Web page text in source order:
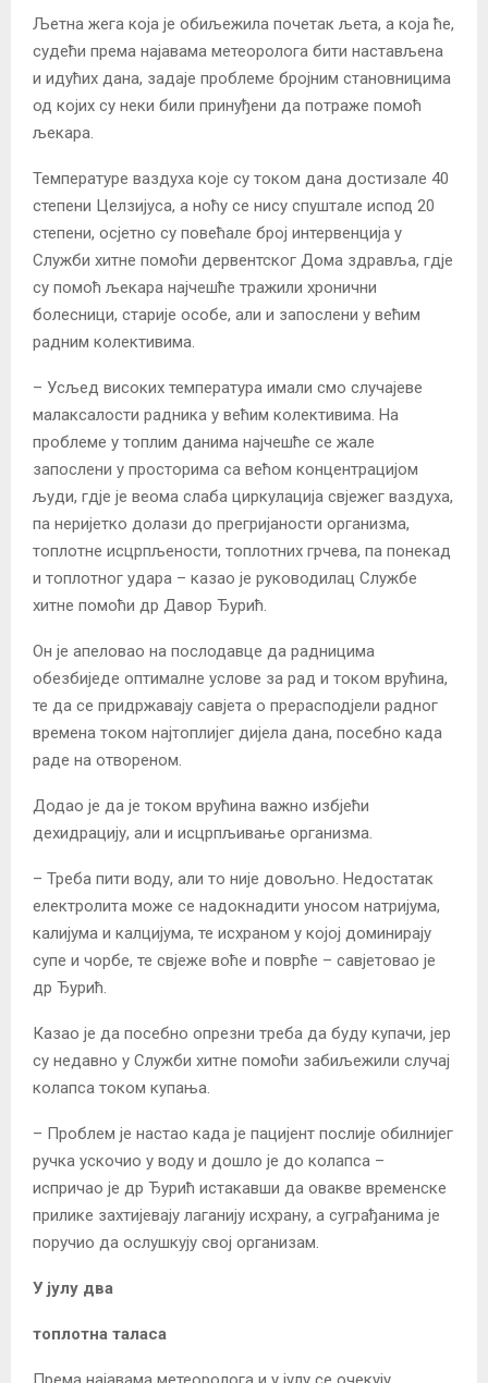
Љетна жега која је обиљежила почетак љета, а која ће,
судећи према најавама метеоролога бити настављена
и идућих дана, задаје проблеме бројним становницима
од којих су неки били принуђени да потраже помоћ
љекара.
Температуре ваздуха које су током дана достизале 40
степени Целзијуса, а ноћу се нису спуштале испод 20
степени, осјетно су повећале број интервенција у
Служби хитне помоћи дервентског Дома здравља, гдје
су помоћ љекара најчешће тражили хронични
болесници, старије особе, али и запослени у већим
радним колективима.
– Усљед високих температура имали смо случајеве
малаксалости радника у већим колективима. На
проблеме у топлим данима најчешће се жале
запослени у просторима са већом концентрацијом
људи, гдје је веома слаба циркулација свјежег ваздуха,
па неријетко долази до прегријаности организма,
топлотне исцрпљености, топлотних грчева, па понекад
и топлотног удара – казао је руководилац Службе
хитне помоћи др Давор Ђурић.
Он је апеловао на послодавце да радницима
обезбиједе оптималне услове за рад и током врућина,
те да се придржавају савјета о прерасподјели радног
времена током најтоплијег дијела дана, посебно када
раде на отвореном.
Додао је да је током врућина важно избјећи
дехидрацију, али и исцрпљивање организма.
– Треба пити воду, али то није довољно. Недостатак
електролита може се надокнадити уносом натријума,
калијума и калцијума, те исхраном у којој доминирају
супе и чорбе, те свјеже воће и поврће – савјетовао је
др Ђурић.
Казао је да посебно опрезни треба да буду купачи, јер
су недавно у Служби хитне помоћи забиљежили случај
колапса током купања.
– Проблем је настао када је пацијент послије обилнијег
ручка ускочио у воду и дошло је до колапса –
испричао је др Ђурић истакавши да овакве временске
прилике захтијевају лаганију исхрану, а суграђанима је
поручио да ослушкују свој организам.
У јулу два
топлотна таласа